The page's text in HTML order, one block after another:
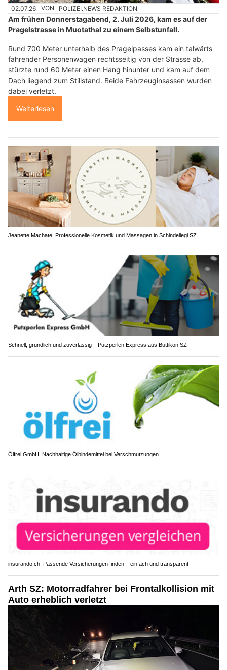
02.07.26 VON POLIZEI.NEWS REDAKTION
Am frühen Donnerstagabend, 2. Juli 2026, kam es auf der
Pragelstrasse in Muotathal zu einem Selbstunfall.
Rund 700 Meter unterhalb des Pragelpasses kam ein talwärts
fahrender Personenwagen rechtsseitig von der Strasse ab,
stürzte rund 60 Meter einen Hang hinunter und kam auf dem
Dach liegend zum Stillstand. Beide Fahrzeuginsassen wurden
dabei verletzt.
Weiterlesen
Jeanette Machate: Professionelle Kosmetik und Massagen in Schindellegi SZ
Schnell, gründlich und zuverlässig – Putzperlen Express aus Buttikon SZ
Ölfrei GmbH: Nachhaltige Ölbindemittel bei Verschmutzungen
insurando.ch: Passende Versicherungen finden – einfach und transparent
Arth SZ: Motorradfahrer bei Frontalkollision mit
Auto erheblich verletzt